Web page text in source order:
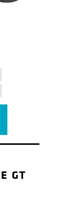
GT